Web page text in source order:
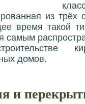
из трёх
время такой
самым
домов.
и